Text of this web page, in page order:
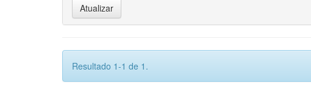
Resultado 1-1 de 1.